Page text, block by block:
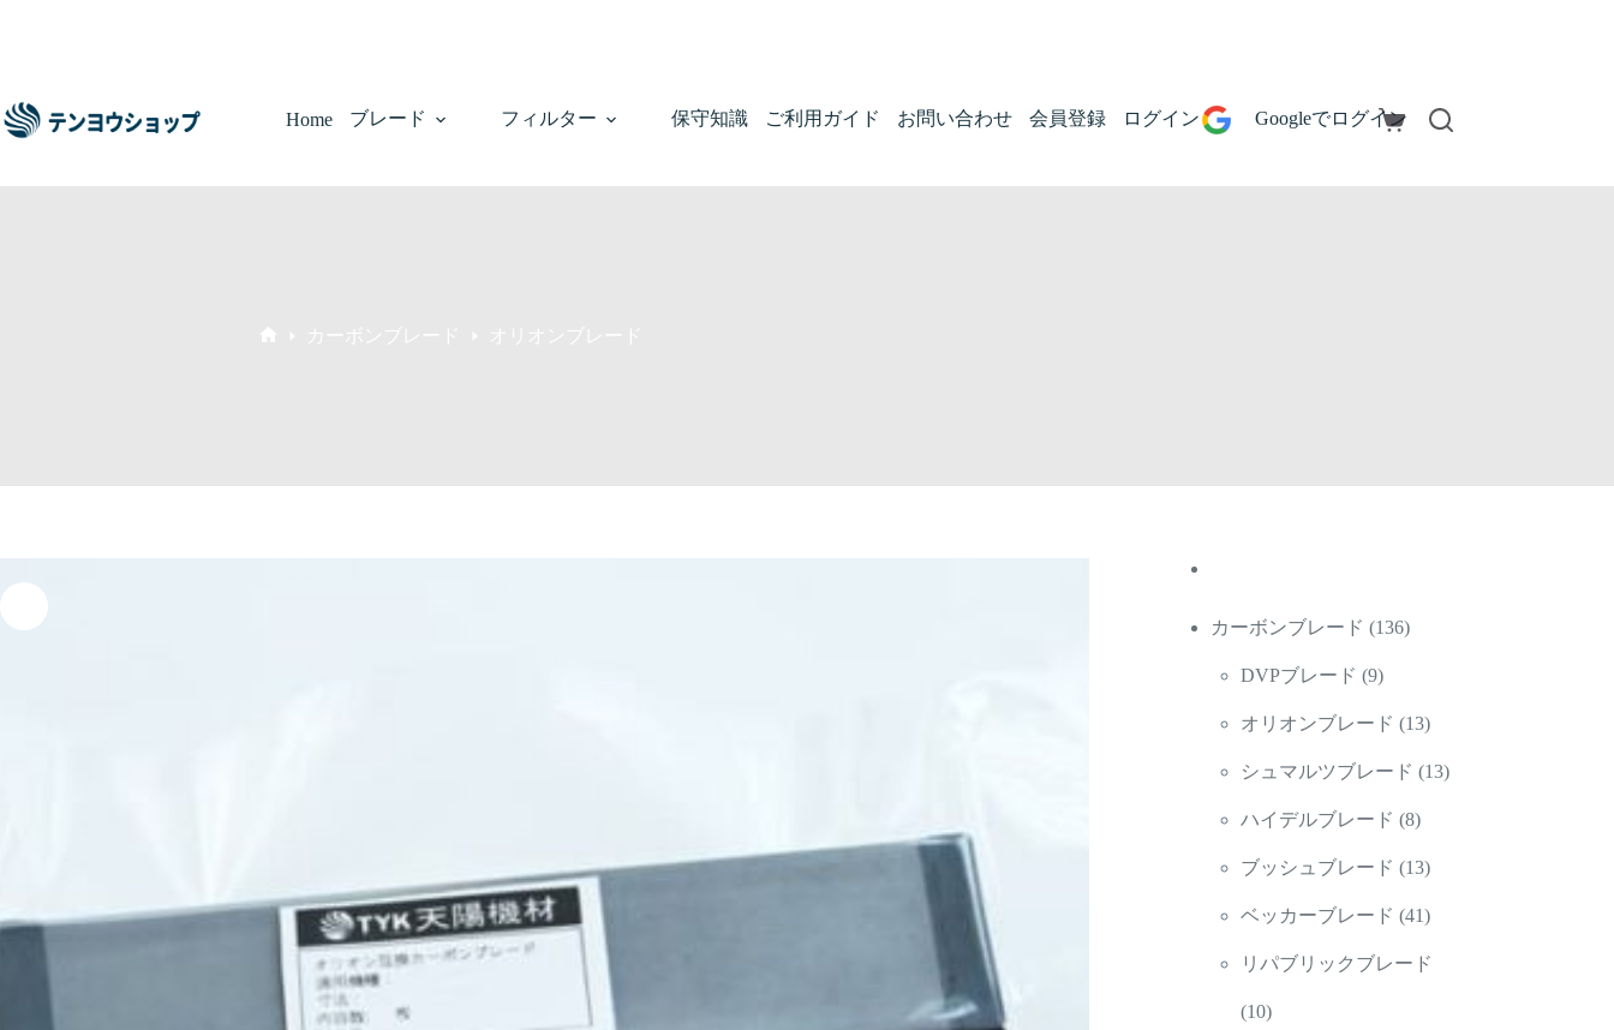
ツ
へ
Home ブレード フィルター 保守知識 ご利用ガイド お問い合わせ 会員登録 ログイン Googleでログイン
シ
カーボンブレード 136136
の
商
品
DVPブレード 99
個
の
商
品
オリオンブレード 1313
個
商
品
シュマルツブレード 1313
ハイデルブレード 88
個
の
商
ブッシュブレード 1313
個
の
ベッカーブレード 4141
個
リパブリックブレード
1010